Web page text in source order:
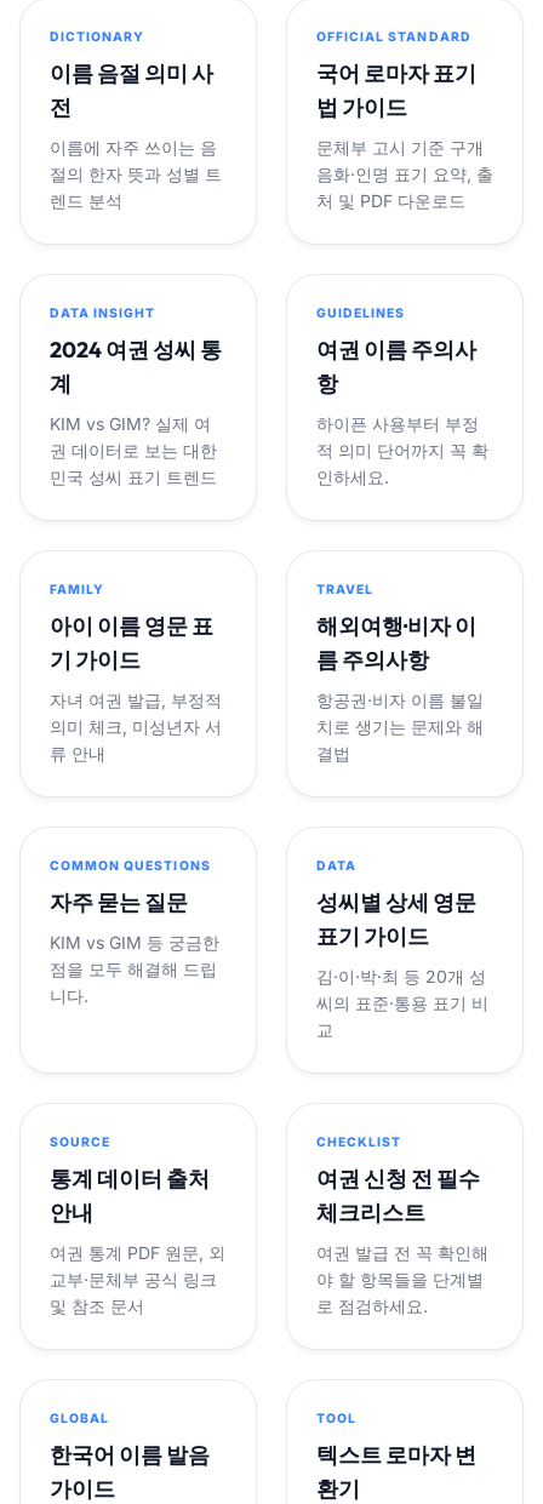
DICTIONARY
이름 음절 의미 사
전
이름에 자주 쓰이는 음
절의 한자 뜻과 성별 트
렌드 분석
OFFICIAL STANDARD
국어 로마자 표기
법 가이드
문체부 고시 기준 구개
음화·인명 표기 요약, 출
처 및 PDF 다운로드
DATA INSIGHT
2024 여권 성씨 통
계
KIM vs GIM? 실제 여
권 데이터로 보는 대한
민국 성씨 표기 트렌드
GUIDELINES
여권 이름 주의사
항
하이픈 사용부터 부정
적 의미 단어까지 꼭 확
인하세요.
FAMILY
아이 이름 영문 표
기 가이드
자녀 여권 발급, 부정적
의미 체크, 미성년자 서
류 안내
TRAVEL
해외여행·비자 이
름 주의사항
항공권·비자 이름 불일
치로 생기는 문제와 해
결법
COMMON QUESTIONS
자주 묻는 질문
KIM vs GIM 등 궁금한
점을 모두 해결해 드립
니다.
DATA
성씨별 상세 영문
표기 가이드
김·이·박·최 등 20개 성
씨의 표준·통용 표기 비
교
SOURCE
통계 데이터 출처
안내
여권 통계 PDF 원문, 외
교부·문체부 공식 링크
및 참조 문서
CHECKLIST
여권 신청 전 필수
체크리스트
여권 발급 전 꼭 확인해
야 할 항목들을 단계별
로 점검하세요.
GLOBAL
한국어 이름 발음
가이드
TOOL
텍스트 로마자 변
환기